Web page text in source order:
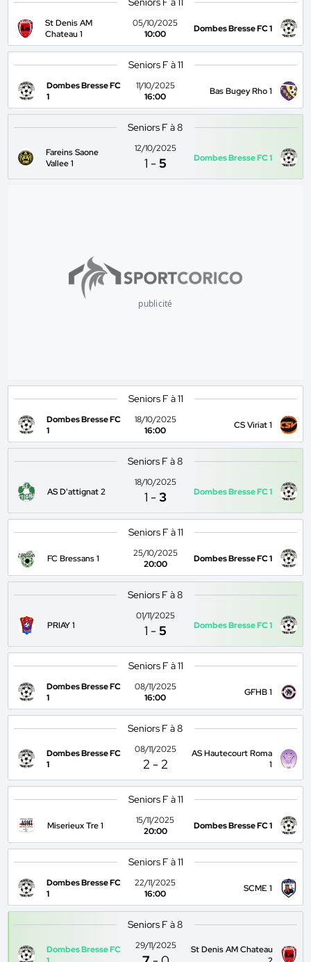
St Denis AM
Chateau 1
05/10/2025
10:00
Dombes Bresse FC 1
Seniors F à 11
Dombes Bresse FC
1
11/10/2025
16:00
Bas Bugey Rho 1
Seniors F à 8
Fareins Saone
Vallee 1
12/10/2025
1 -5 Dombes Bresse FC 1
publicité
Seniors F à 11
Dombes Bresse FC
1
18/10/2025
16:00
CS Viriat 1
Seniors F à 8
AS D'attignat 2
18/10/2025
1 -3 Dombes Bresse FC 1
Seniors F à 11
FC Bressans 1
25/10/2025
20:00
Dombes Bresse FC 1
Seniors F à 8
PRIAY 1
01/11/2025
1 -5 Dombes Bresse FC 1
Seniors F à 11
Dombes Bresse FC
1
08/11/2025
16:00
GFHB 1
Seniors F à 8
Dombes Bresse FC
1
08/11/2025
2 -2
AS Hautecourt Roma
1
Seniors F à 11
Miserieux Tre 1
15/11/2025
20:00
Dombes Bresse FC 1
Seniors F à 11
Dombes Bresse FC
1
22/11/2025
16:00
SCME 1
Seniors F à 8
Dombes Bresse FC
29/11/2025
St Denis AM Chateau